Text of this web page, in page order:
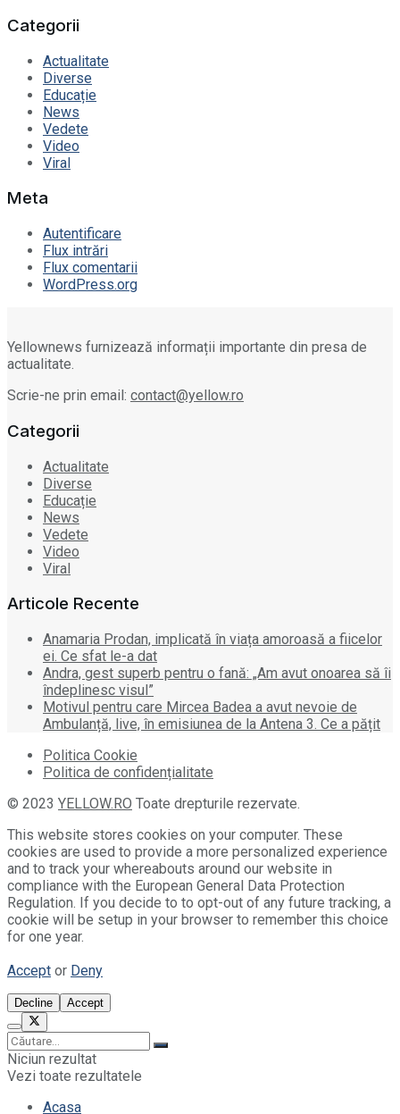
Categorii
Actualitate
Diverse
Educație
News
Vedete
Video
Viral
Meta
Autentificare
Flux intrări
Flux comentarii
WordPress.org
Yellownews furnizează informații importante din presa de
actualitate.
Scrie-ne prin email: contact@yellow.ro
Categorii
Actualitate
Diverse
Educație
News
Vedete
Video
Viral
Articole Recente
Anamaria Prodan, implicată în viața amoroasă a fiicelor
ei. Ce sfat le-a dat
Andra, gest superb pentru o fană: „Am avut onoarea să îi
îndeplinesc visul”
Motivul pentru care Mircea Badea a avut nevoie de
Ambulanță, live, în emisiunea de la Antena 3. Ce a pățit
Politica Cookie
Politica de confidențialitate
© 2023 YELLOW.RO Toate drepturile rezervate.
This website stores cookies on your computer. These
cookies are used to provide a more personalized experience
and to track your whereabouts around our website in
compliance with the European General Data Protection
Regulation. If you decide to to opt-out of any future tracking, a
cookie will be setup in your browser to remember this choice
for one year.
Accept or Deny
Decline Accept
Niciun rezultat
Vezi toate rezultatele
Acasa